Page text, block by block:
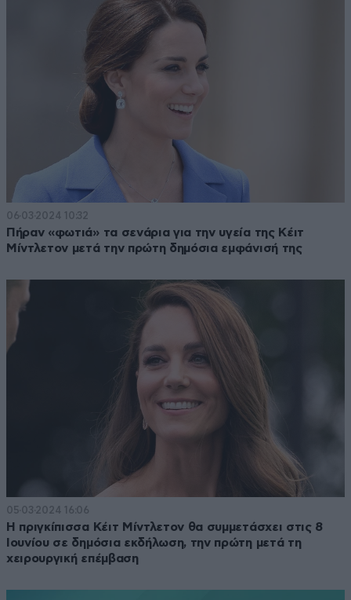
06·03·2024 10:32
Πήραν «φωτιά» τα σενάρια για την υγεία της Κέιτ
Μίντλετον μετά την πρώτη δημόσια εμφάνισή της
05·03·2024 16:06
Η πριγκίπισσα Κέιτ Μίντλετον θα συμμετάσχει στις 8
Ιουνίου σε δημόσια εκδήλωση, την πρώτη μετά τη
χειρουργική επέμβαση